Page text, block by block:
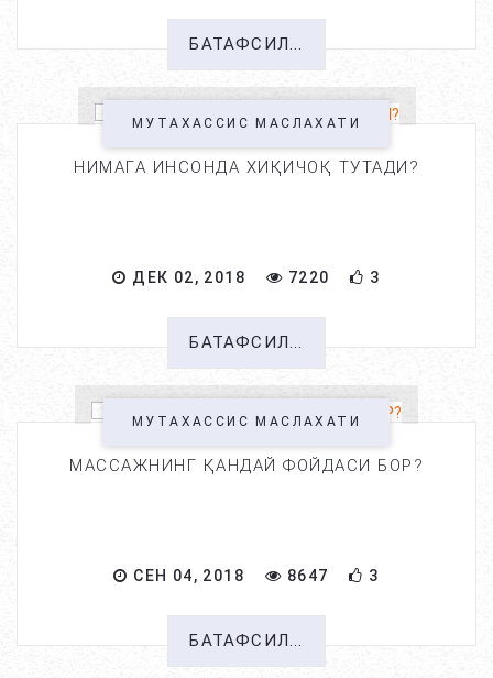
БАТАФСИЛ...
МУТАХАССИС МАСЛАХАТИ
НИМАГА ИНСОНДА ХИҚИЧОҚ ТУТАДИ?
ДЕК 02, 2018 7220 3
БАТАФСИЛ...
МУТАХАССИС МАСЛАХАТИ
МАССАЖНИНГ ҚАНДАЙ ФОЙДАСИ БОР?
СЕН 04, 2018 8647 3
БАТАФСИЛ...